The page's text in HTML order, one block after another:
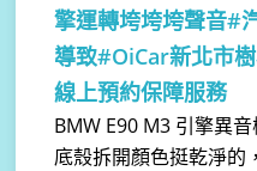
擎運轉垮垮垮聲音#
導致#OiCar新北市
線上預約保障服務
BMW E90 M3 引擎異
底殼拆開顏色挺乾淨的